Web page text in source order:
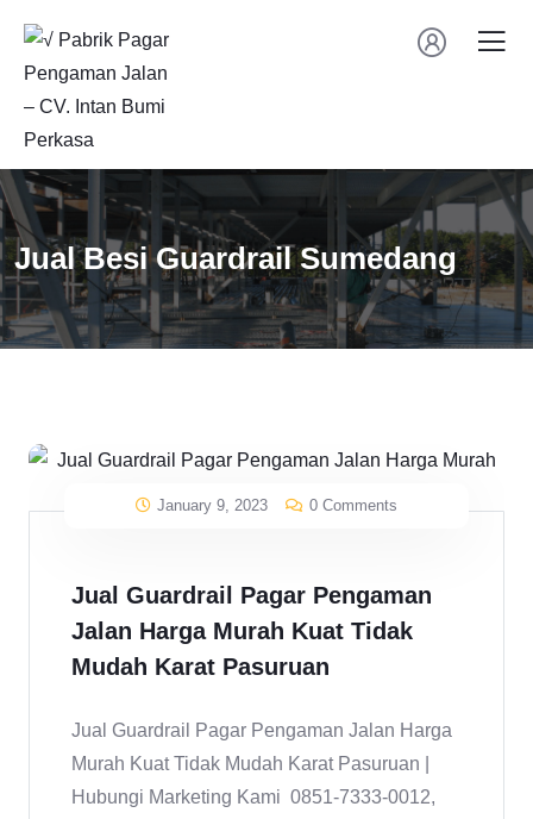
Jual Besi Guardrail Sumedang
January 9, 2023 0 Comments
Jual Guardrail Pagar Pengaman
Jalan Harga Murah Kuat Tidak
Mudah Karat Pasuruan
Jual Guardrail Pagar Pengaman Jalan Harga
Murah Kuat Tidak Mudah Karat Pasuruan |
Hubungi Marketing Kami 0851-7333-0012,